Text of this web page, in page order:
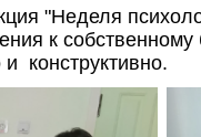
"Неделя
к
конструктивно.